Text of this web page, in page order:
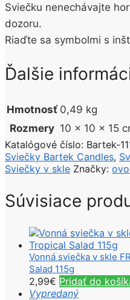
Sviečku nenechávajte
dozoru.
Riaďte sa symbolmi s
Ďalšie
Hmotnosť 0,49 kg
Rozmery 10 × 10 × 15
Katalógové číslo: Bartek-
Sviečky Bartek Candles,
Sviečky v skle Značky:
Súvisiace
Vonná sviečka v skle
Salad 115g
2,99€ Pridať do
Vypredaný